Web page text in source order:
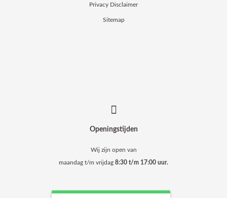
Privacy Disclaimer
Sitemap
Openingstijden
Wij zijn open van
maandag t/m vrijdag 8:30 t/m 17:00 uur.